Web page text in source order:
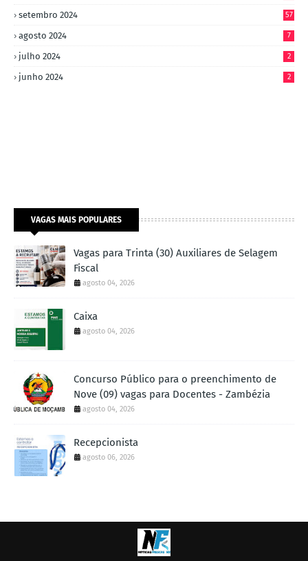
setembro 2024 57
agosto 2024 7
julho 2024 2
junho 2024 2
VAGAS MAIS POPULARES
Vagas para Trinta (30) Auxiliares de Selagem
Fiscal
agosto 04, 2026
Caixa
agosto 04, 2026
Concurso Público para o preenchimento de
Nove (09) vagas para Docentes - Zambézia
agosto 04, 2026
Recepcionista
agosto 06, 2026